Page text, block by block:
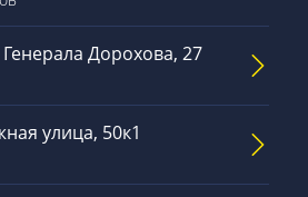
Дорохова, 27
улица, 50к1